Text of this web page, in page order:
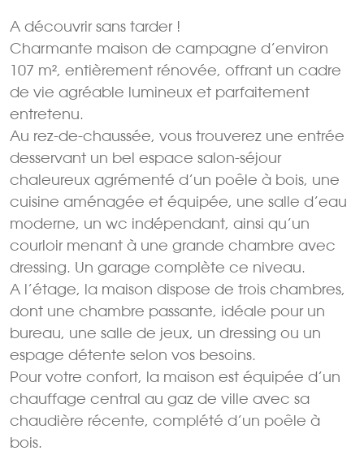
A découvrir sans tarder !
Charmante maison de campagne d’environ
107 m², entièrement rénovée, offrant un cadre
de vie agréable lumineux et parfaitement
entretenu.
Au rez-de-chaussée, vous trouverez une entrée
desservant un bel espace salon-séjour
chaleureux agrémenté d’un poêle à bois, une
cuisine aménagée et équipée, une salle d’eau
moderne, un wc indépendant, ainsi qu’un
courloir menant à une grande chambre avec
dressing. Un garage complète ce niveau.
A l’étage, la maison dispose de trois chambres,
dont une chambre passante, idéale pour un
bureau, une salle de jeux, un dressing ou un
espage détente selon vos besoins.
Pour votre confort, la maison est équipée d’un
chauffage central au gaz de ville avec sa
chaudière récente, complété d’un poêle à
bois.